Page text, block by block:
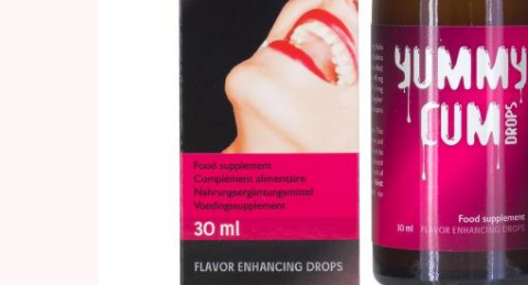
Hit enter to search or ESC to close